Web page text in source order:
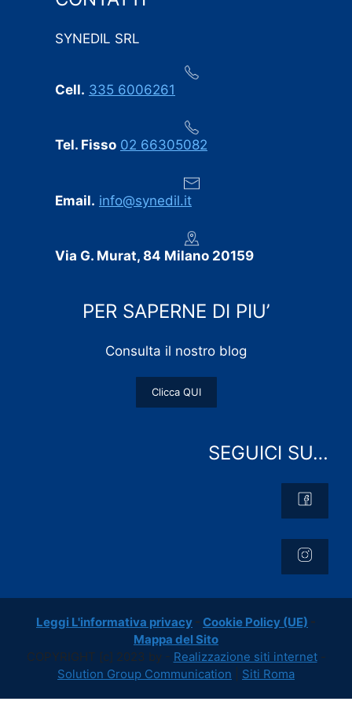
in questo settore. Ogni eventuale imprevisto è stato
dell’ultimo minuto.
Professionalità, puntualità e cura dei dettagli:
consigliamo vivamente SYNEDIL a chiunque stia
SYNEDIL SRL
Cell. 335 6006261
Tel. Fisso 02 66305082
Email. info@synedil.it
Via G. Murat, 84 Milano 20159
PER SAPERNE DI PIU’
Consulta il nostro blog
Clicca QUI
SEGUICI SU…
Leggi L'informativa privacy - Cookie Policy (UE) -
Mappa del Sito
COPYRIGHT [c] 2023 by - Realizzazione siti internet-
Solution Group Communication
Siti Roma